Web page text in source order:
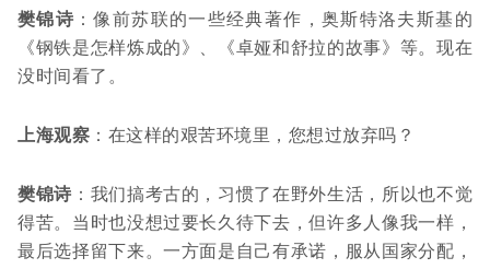
樊锦诗 ：像前苏联的一些经典著作，奥斯特洛夫斯基的
《钢铁是怎样炼成的》、《卓娅和舒拉的故事》等。现在
没时间看了。
上海观察 ：在这样的艰苦环境里，您想过放弃吗？
樊锦诗 ：我们搞考古的，习惯了在野外生活，所以也不觉
得苦。当时也没想过要长久待下去，但许多人像我一样，
最后选择留下来。一方面是自己有承诺，服从国家分配，